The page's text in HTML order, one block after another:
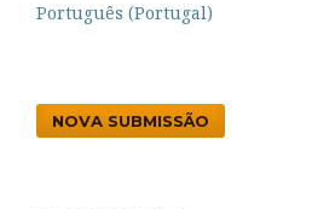
Português (Portugal)
NOVA SUBMISSÃO